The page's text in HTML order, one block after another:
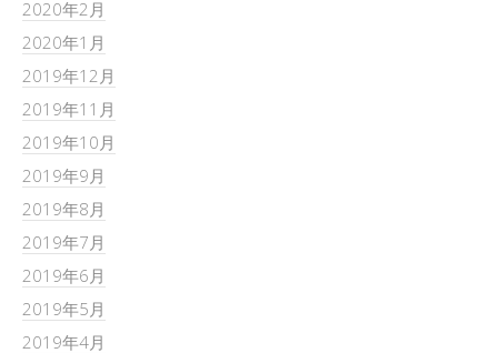
2020年2月
2020年1月
2019年12月
2019年11月
2019年10月
2019年9月
2019年8月
2019年7月
2019年6月
2019年5月
2019年4月